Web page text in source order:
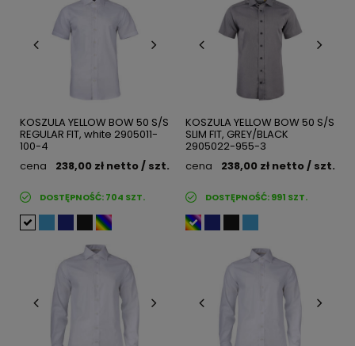
KOSZULA YELLOW BOW 50 S/S
REGULAR FIT, white 2905011-
100-4
cena
238,00 zł netto/ szt.
DOSTĘPNOŚĆ:704 SZT.
KOSZULA YELLOW BOW 50 S/S
SLIM FIT, GREY/BLACK
2905022-955-3
cena
238,00 zł netto/ szt.
DOSTĘPNOŚĆ:991 SZT.